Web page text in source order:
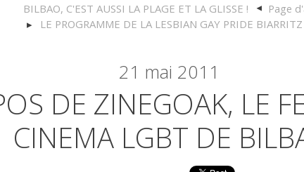
BILBAO, C'EST AUSSI LA PLAGE ET LA GLISSE !
Page
LE PROGRAMME DE LA LESBIAN GAY PRIDE
21 mai 2011
DE ZINEGOAK, LE
CINEMA LGBT DE